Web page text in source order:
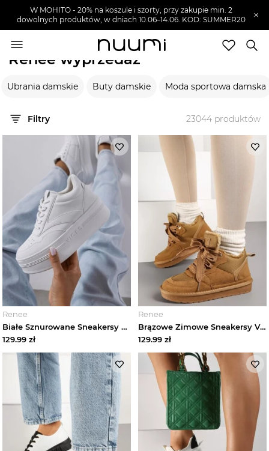
W MOHITO - 20% na koszule i szorty, przy zakupie min. 2
dowolnych produktów, w dniach 10.06–14.06. KOD: SUMMER20
×
Wyprzedaże
Renee wyprzedaż
Ubrania damskie Buty damskie Moda sportowa damska
Filtry 23044 produktów
Renee
Białe Sznurowane Sneakersy Vices na Platformie z Metalicznymi Paskami Neliawen
129.99 zł
Renee
Brązowe Zimowe Sneakersy Vices Stylizowane na Śniegowce z Futerkiem Tennira
129.99 zł